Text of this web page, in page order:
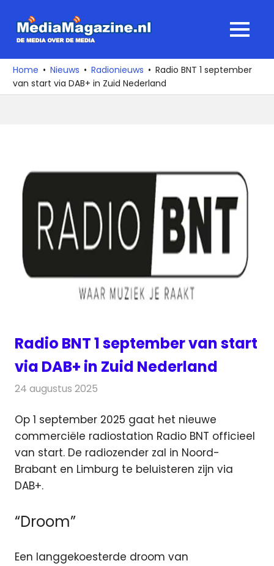
naar
media
over
de
MENU
Home Nieuws Radionieuws
Radio BNT 1 september
van start via DAB+ in Zuid Nederland
Radio BNT 1 september van start
via DAB+ in Zuid Nederland
24 augustus 2025
Op 1 september 2025 gaat het nieuwe
commerciële radiostation Radio BNT officieel
van start. De radiozender zal in Noord-
Brabant en Limburg te beluisteren zijn via
DAB+.
“Droom”
Een langgekoesterde droom van